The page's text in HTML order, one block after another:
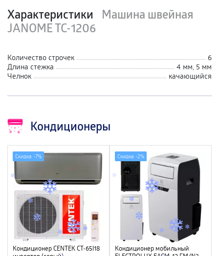
Характеристики
Машина швейная
JANOME TC-1206
Количество строчек
6
Длина стежка
4 мм, 5 мм
Челнок
качающийся
Кондиционеры
Кондиционер CENTEK CT-65I18
Скидка -7%
Кондиционер мобильный
Скидка -2%